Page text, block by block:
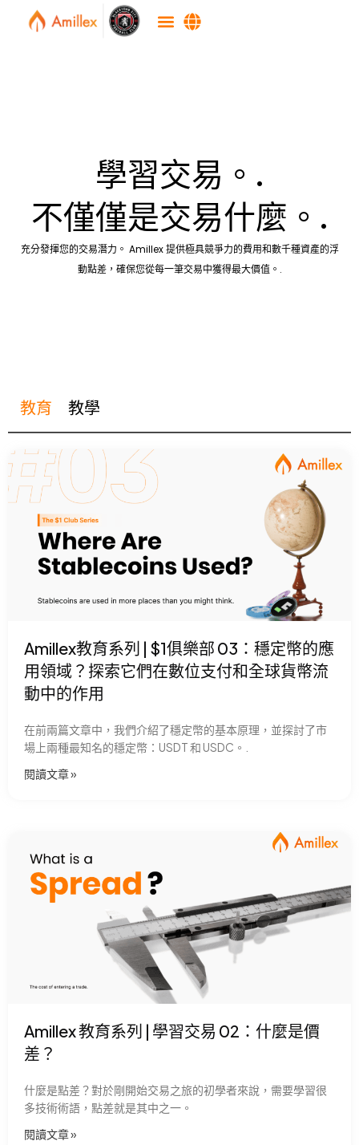
學習交易。.
不僅僅是交易什麼。.
充分發揮您的交易潛力。 Amillex 提供極具競爭力的費用和數千種資產的浮
動點差，確保您從每一筆交易中獲得最大價值。.
教育 教學
Amillex教育系列 | $1俱樂部 03：穩定幣的應
用領域？探索它們在數位支付和全球貨幣流
動中的作用
在前兩篇文章中，我們介紹了穩定幣的基本原理，並探討了市
場上兩種最知名的穩定幣：USDT 和 USDC。.
閱讀文章 »
Amillex 教育系列 | 學習交易 02：什麼是價
差？
什麼是點差？對於剛開始交易之旅的初學者來說，需要學習很
多技術術語，點差就是其中之一。
閱讀文章 »